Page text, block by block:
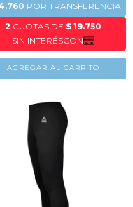
AGREGAR AL CARRITO